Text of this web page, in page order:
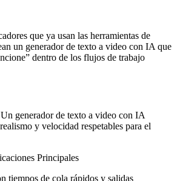
que ya usan las herramientas de
un generador de texto a video con IA que
dentro de los flujos de trabajo
generador de texto a video con IA
y velocidad respetables para el
Principales
tiempos de cola rápidos y salidas